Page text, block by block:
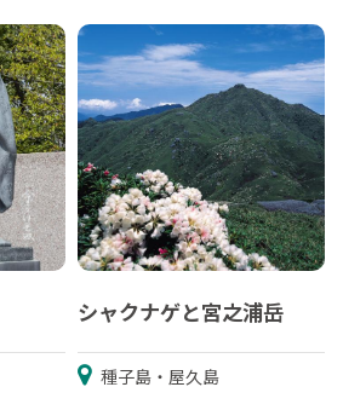
シャクナゲと宮之浦岳
種子島・屋久島